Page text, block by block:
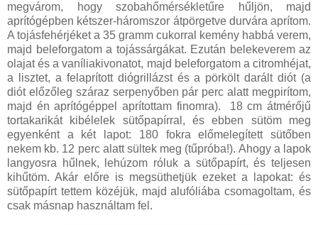
megvárom, hogy szobahőmérsékletűre hűljön, majd
aprítógépben kétszer-háromszor átpörgetve durvára aprítom.
A tojásfehérjéket a 35 gramm cukorral kemény habbá verem,
majd beleforgatom a tojássárgákat. Ezután belekeverem az
olajat és a vaníliakivonatot, majd beleforgatom a citromhéjat,
a lisztet, a felaprított diógrillázst és a pörkölt darált diót (a
diót előzőleg száraz serpenyőben pár perc alatt megpirítom,
majd én aprítógéppel aprítottam finomra). 18 cm átmérőjű
tortakarikát kibélelek sütőpapírral, és ebben sütöm meg
egyenként a két lapot: 180 fokra előmelegített sütőben
nekem kb. 12 perc alatt sültek meg (tűpróba!). Ahogy a lapok
langyosra hűlnek, lehúzom róluk a sütőpapírt, és teljesen
kihűtöm. Akár előre is megsüthetjük ezeket a lapokat: és
sütőpapírt tettem közéjük, majd alufóliába csomagoltam, és
csak másnap használtam fel.